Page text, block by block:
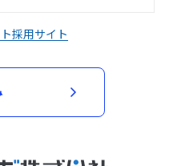
採用サイト